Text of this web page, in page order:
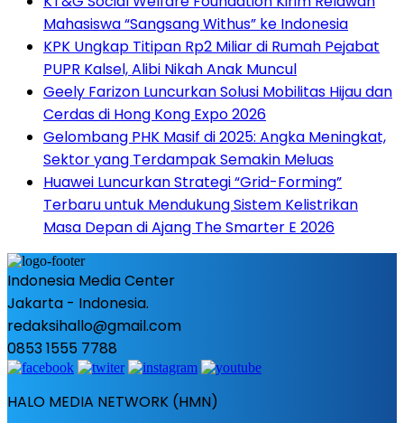
Mahasiswa “Sangsang Withus” ke Indonesia
KPK Ungkap Titipan Rp2 Miliar di Rumah Pejabat
PUPR Kalsel, Alibi Nikah Anak Muncul
Geely Farizon Luncurkan Solusi Mobilitas Hijau dan
Cerdas di Hong Kong Expo 2026
Gelombang PHK Masif di 2025: Angka Meningkat,
Sektor yang Terdampak Semakin Meluas
Huawei Luncurkan Strategi “Grid-Forming”
Terbaru untuk Mendukung Sistem Kelistrikan
Masa Depan di Ajang The Smarter E 2026
Indonesia Media Center
Jakarta - Indonesia.
redaksihallo@gmail.com
0853 1555 7788
HALO MEDIA NETWORK (HMN)